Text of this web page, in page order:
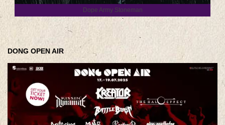
Dope Army Stoneman
DONG OPEN AIR